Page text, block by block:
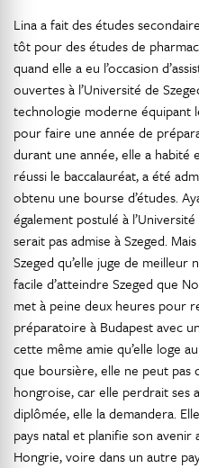
Lina a fait des études
tôt pour des études de
quand elle a eu l’occasion
ouvertes à l’Université de
technologie moderne équipant
pour faire une année de
durant une année, elle a habité
réussi le baccalauréat, a été
obtenu une bourse d’études.
également postulé à
serait pas admise à Szeged.
Szeged qu’elle juge de meilleur
facile d’atteindre Szeged que
met à peine deux heures pour
préparatoire à Budapest avec
cette même amie qu’elle loge
que boursière, elle ne peut pas
hongroise, car elle perdrait ses
diplômée, elle la demandera.
pays natal et planifie son avenir
Hongrie, voire dans un autre